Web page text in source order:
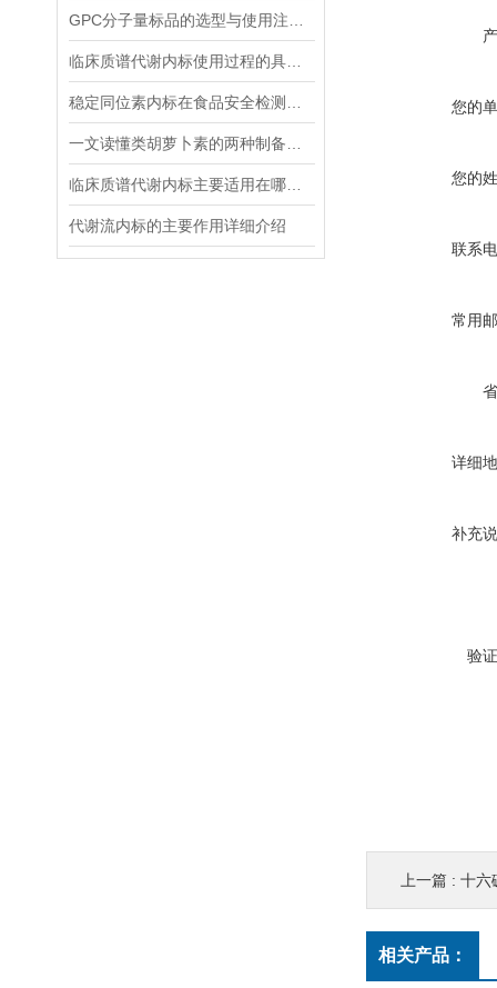
代谢流内标的主要作用详细介绍
您的
您的
联系
常用
详细
补充
验
上一篇 : 十六
相关产品：